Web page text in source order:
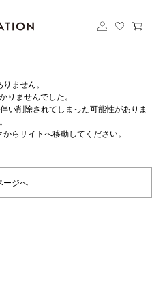
ません。
りませんでした。
い削除されてしまった可能性がありま
らサイトへ移動してください。
ージへ